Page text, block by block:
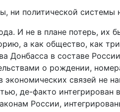
ни политической системы
И не в плане потерь,
а как общество, как
Донбасса в составе
о рождении,
связей не
де-факто
России,